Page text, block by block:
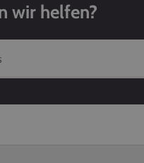
wir helfen?